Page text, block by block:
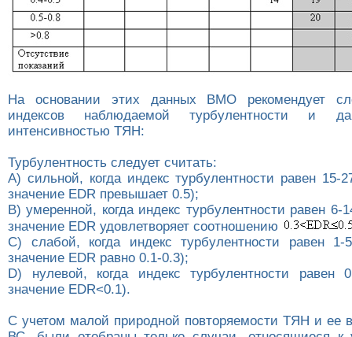
На основании этих данных ВМО рекомендует
индексов наблюдаемой турбулентности и
интенсивностью ТЯН:
Турбулентность следует считать:
А) сильной, когда индекс турбулентности равен 15-
значение EDR превышает 0.5);
В) умеренной, когда индекс турбулентности равен 6-
значение EDR удовлетворяет соотношению
C) слабой, когда индекс турбулентности равен 1-
значение EDR равно 0.1-0.3);
D) нулевой, когда индекс турбулентности равен
значение EDR<0.1).
С учетом малой природной повторяемости ТЯН и ее